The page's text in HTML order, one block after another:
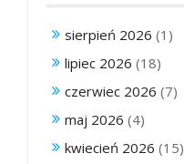
sierpień 2026 (1)
lipiec 2026 (18)
czerwiec 2026 (7)
maj 2026 (4)
kwiecień 2026 (15)